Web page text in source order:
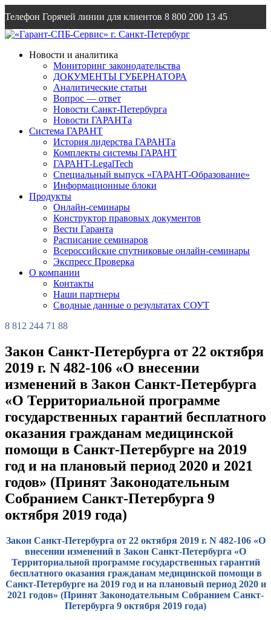
Телефон Горячей линии для клиентов 8 800 200 13 45
Emailinfo@garantsp.ru
Новости и аналитика
Мониторинг законодательства
ДОКУМЕНТЫ ГУБЕРНАТОРА
Аналитические статьи
Вопрос — ответ
Новости Санкт-Петербурга
Новости ГАРАНТа
Система ГАРАНТ
История лидерства ГАРАНТа
Комплекты системы ГАРАНТ
ГАРАНТ-LegalTech
Специальный выпуск «ГАРАНТ-Образование»
Информационные блоки
Продукты
Онлайн-семинары
Конструктор правовых документов
Вести Гаранта
Расписание семинаров
Всероссийские спутниковые онлайн-семинары
Экспресс Проверка
О компании
Контакты
Наши партнеры
Сводные данные о результатах СОУТ
8 812 244 71 88
Закон Санкт-Петербурга от 22 октября
2019 г. N 482-106 «О внесении
изменений в Закон Санкт-Петербурга
«О Территориальной программе
государственных гарантий бесплатного
оказания гражданам медицинской
помощи в Санкт-Петербурге на 2019
год и на плановый период 2020 и 2021
годов» (Принят Законодательным
Собранием Санкт-Петербурга 9
октября 2019 года)
Закон Санкт-Петербурга от 22 октября 2019 г. N 482-106 «О
внесении изменений в Закон Санкт-Петербурга «О
Территориальной программе государственных гарантий
бесплатного оказания гражданам медицинской помощи в
Санкт-Петербурге на 2019 год и на плановый период 2020 и
2021 годов» (Принят Законодательным Собранием Санкт-
Петербурга 9 октября 2019 года)